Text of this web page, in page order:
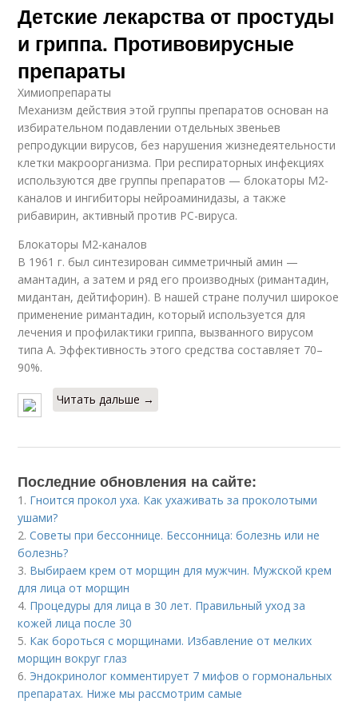
Детские лекарства от простуды
и гриппа. Противовирусные
препараты
Химиопрепараты
Механизм действия этой группы препаратов основан на
избирательном подавлении отдельных звеньев
репродукции вирусов, без нарушения жизнедеятельности
клетки макроорганизма. При респираторных инфекциях
используются две группы препаратов — блокаторы М2-
каналов и ингибиторы нейроаминидазы, а также
рибавирин, активный против РС-вируса.
Блокаторы М2-каналов
В 1961 г. был синтезирован симметричный амин —
амантадин, а затем и ряд его производных (римантадин,
мидантан, дейтифорин). В нашей стране получил широкое
применение римантадин, который используется для
лечения и профилактики гриппа, вызванного вирусом
типа А. Эффективность этого средства составляет 70–
90%.
Читать дальше →
Последние обновления на сайте:
1. Гноится прокол уха. Как ухаживать за проколотыми
ушами?
2.Советы при бессоннице. Бессонница: болезнь или не
болезнь?
3. Выбираем крем от морщин для мужчин. Мужской крем
для лица от морщин
4. Процедуры для лица в 30 лет. Правильный уход за
кожей лица после 30
5. Как бороться с морщинами. Избавление от мелких
морщин вокруг глаз
6. Эндокринолог комментирует 7 мифов о гормональных
препаратах. Ниже мы рассмотрим самые